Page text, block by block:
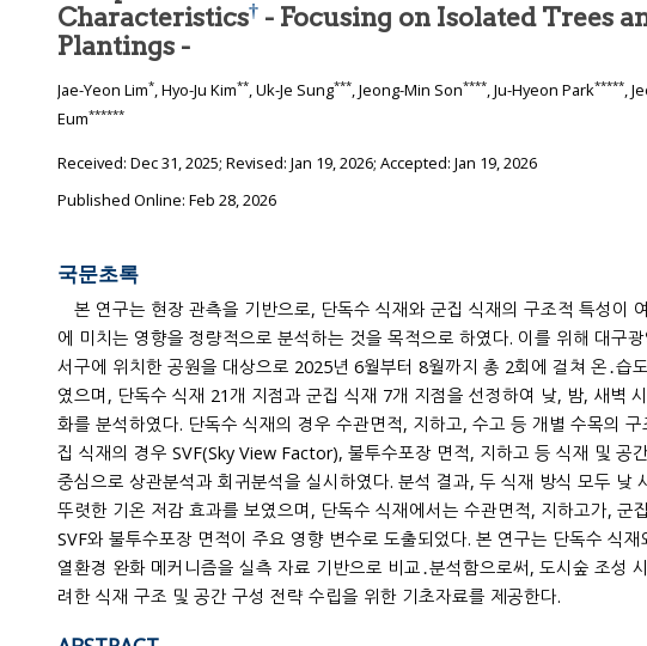
Characteristics† - Focusing on Isolated Trees
Plantings -
Jae-Yeon Lim*, Hyo-Ju Kim**, Uk-Je Sung***, Jeong-Min Son****, Ju-Hyeon Park*****,
Eum******
Received: Dec 31, 2025; Revised: Jan 19, 2026; Accepted: Jan 19, 2026
Published Online: Feb 28, 2026
국문초록
본 연구는 현장 관측을 기반으로, 단독수 식재와 군집 식재의 구조적 특성이
에 미치는 영향을 정량적으로 분석하는 것을 목적으로 하였다. 이를 위해 대구
서구에 위치한 공원을 대상으로 2025년 6월부터 8월까지 총 2회에 걸쳐 온․습
였으며, 단독수 식재 21개 지점과 군집 식재 7개 지점을 선정하여 낮, 밤, 새벽
화를 분석하였다. 단독수 식재의 경우 수관면적, 지하고, 수고 등 개별 수목의
집 식재의 경우 SVF(Sky View Factor), 불투수포장 면적, 지하고 등 식재 및 공
중심으로 상관분석과 회귀분석을 실시하였다. 분석 결과, 두 식재 방식 모두 낮
뚜렷한 기온 저감 효과를 보였으며, 단독수 식재에서는 수관면적, 지하고가, 군
SVF와 불투수포장 면적이 주요 영향 변수로 도출되었다. 본 연구는 단독수 식재
열환경 완화 메커니즘을 실측 자료 기반으로 비교․분석함으로써, 도시숲 조성
려한 식재 구조 및 공간 구성 전략 수립을 위한 기초자료를 제공한다.